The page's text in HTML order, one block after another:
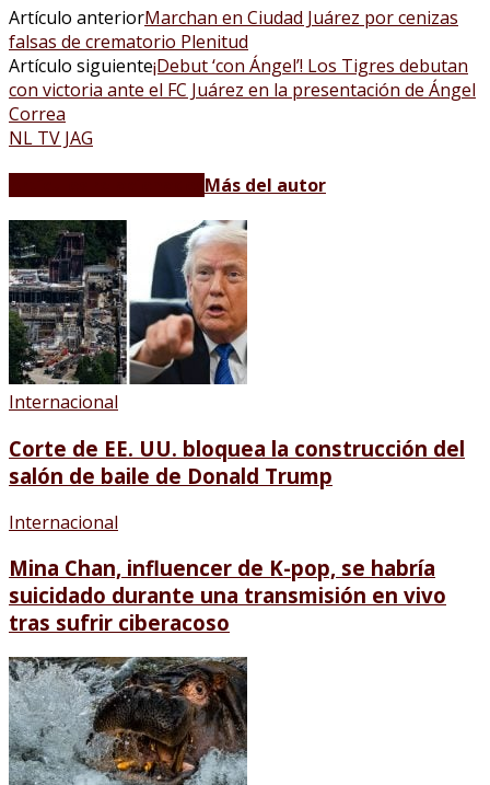
Artículo anteriorMarchan en Ciudad Juárez por cenizas
falsas de crematorio Plenitud
Artículo siguiente¡Debut ‘con Ángel’! Los Tigres debutan
con victoria ante el FC Juárez en la presentación de Ángel
Correa
NL TV JAG
Más del autor
Internacional
Corte de EE. UU. bloquea la construcción del
salón de baile de Donald Trump
Internacional
Mina Chan, influencer de K-pop, se habría
suicidado durante una transmisión en vivo
tras sufrir ciberacoso